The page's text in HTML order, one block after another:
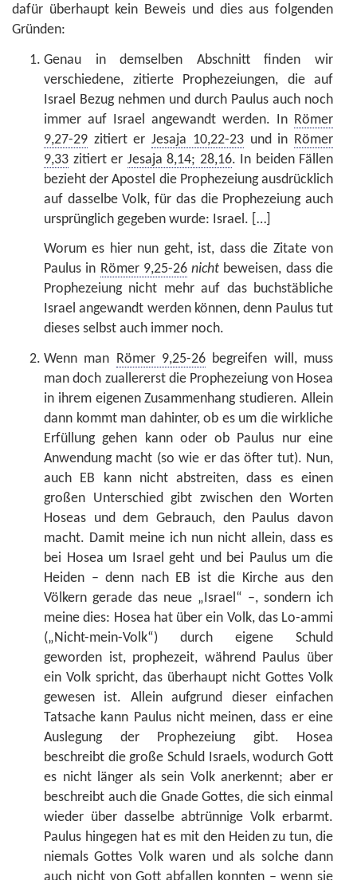
dafür überhaupt kein Beweis und dies aus folgenden
Gründen:
Genau in demselben Abschnitt finden wir
verschiedene, zitierte Prophezeiungen, die auf
Israel Bezug nehmen und durch Paulus auch noch
immer auf Israel angewandt werden. In Römer
9,27-29 zitiert erJesaja 10,22-23und in Römer
9,33 zitiert er Jesaja 8,14; 28,16. In beiden Fällen
bezieht der Apostel die Prophezeiung ausdrücklich
auf dasselbe Volk, für das die Prophezeiung auch
ursprünglich gegeben wurde: Israel. […]
Worum es hier nun geht, ist, dass die Zitate von
Paulus in Römer 9,25-26 nicht beweisen, dass die
Prophezeiung nicht mehr auf das buchstäbliche
Israel angewandt werden können, denn Paulus tut
dieses selbst auch immer noch.
Wenn man
Römer 9,25-26 begreifen will, muss
man doch zuallererst die Prophezeiung von Hosea
in ihrem eigenen Zusammenhang studieren. Allein
dann kommt man dahinter, ob es um die wirkliche
Erfüllung gehen kann oder ob Paulus nur eine
Anwendung macht (so wie er das öfter tut). Nun,
auch EB kann nicht abstreiten, dass es einen
großen Unterschied gibt zwischen den Worten
Hoseas und dem Gebrauch, den Paulus davon
macht. Damit meine ich nun nicht allein, dass es
bei Hosea um Israel geht und bei Paulus um die
Heiden – denn nach EB ist die Kirche aus den
Völkern gerade das neue „Israel“ –, sondern ich
meine dies: Hosea hat über ein Volk, das Lo-ammi
(„Nicht-mein-Volk“) durch eigene Schuld
geworden ist, prophezeit, während Paulus über
ein Volk spricht, das überhaupt nicht Gottes Volk
gewesen ist. Allein aufgrund dieser einfachen
Tatsache kann Paulus nicht meinen, dass er eine
Auslegung der Prophezeiung gibt. Hosea
beschreibt die große Schuld Israels, wodurch Gott
es nicht länger als sein Volk anerkennt; aber er
beschreibt auch die Gnade Gottes, die sich einmal
wieder über dasselbe abtrünnige Volk erbarmt.
Paulus hingegen hat es mit den Heiden zu tun, die
niemals Gottes Volk waren und als solche dann